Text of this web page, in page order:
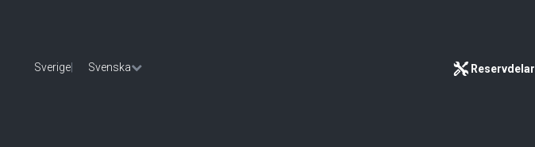
Sverige Svenska Reservdelar